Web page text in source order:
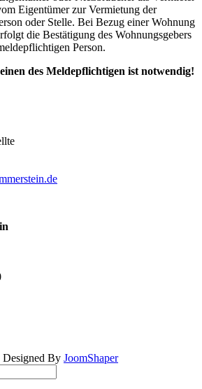
Eigentümer zur Vermietung der
oder Stelle. Bei Bezug einer Wohnung
die Bestätigung des Wohnungsgebers
Person.
des Meldepflichtigen ist notwendig!
By JoomShaper